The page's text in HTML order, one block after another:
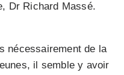
Dr Richard Massé.
nécessairement de la
il semble y avoir